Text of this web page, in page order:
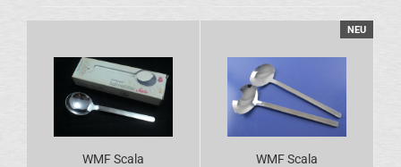
WMF Scala
NEU
WMF Scala